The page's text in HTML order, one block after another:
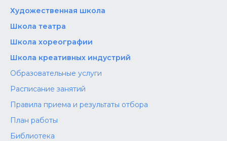
Художественная школа
Школа‌‌‌‌ театра
Школа хореографии
Школа креативных индустрий
Образовательные услуги
Расписание занятий
Правила приема и результаты отбора
План работы
Библиотека